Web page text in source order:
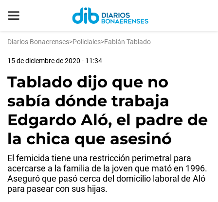
Diarios Bonaerenses>Policiales>Fabián Tablado
15 de diciembre de 2020 - 11:34
Tablado dijo que no
sabía dónde trabaja
Edgardo Aló, el padre de
la chica que asesinó
El femicida tiene una restricción perimetral para
acercarse a la familia de la joven que mató en 1996.
Aseguró que pasó cerca del domicilio laboral de Aló
para pasear con sus hijas.